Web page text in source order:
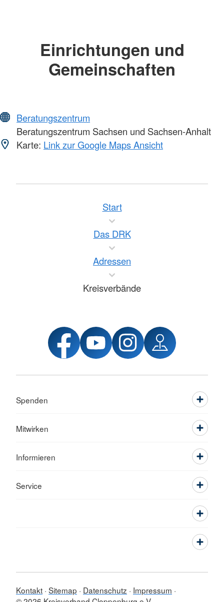
Einrichtungen und
Gemeinschaften
Beratungszentrum
Beratungszentrum Sachsen und Sachsen-Anhalt
Karte: Link zur Google Maps Ansicht
Start
Das DRK
Adressen
Kreisverbände
Spenden
Mitwirken
Informieren
Service
Kontakt Sitemap Datenschutz
Impressum